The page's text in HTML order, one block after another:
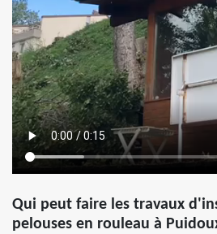
Qui peut faire les travaux
pelouses en rouleau à